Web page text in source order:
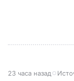
23 часа назад